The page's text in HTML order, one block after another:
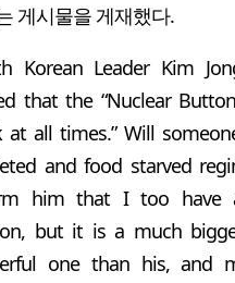
게시물을 게재했다.
Korean Leader Kim
that the “Nuclear
at all times.” Will
and food starved
him that I too have
but it is a much
one than his, and